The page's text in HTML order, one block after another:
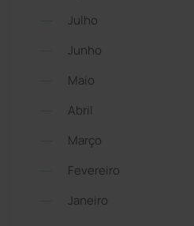
Julho
Junho
Maio
Abril
Março
Fevereiro
Janeiro